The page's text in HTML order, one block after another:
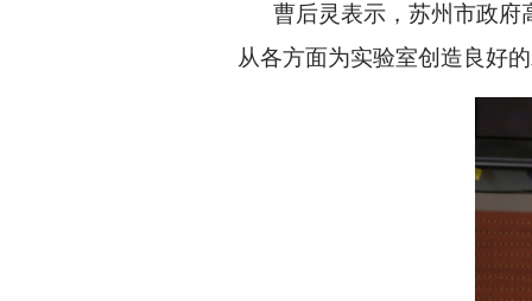
曹后灵表示，苏州市政府
从各方面为实验室创造良好